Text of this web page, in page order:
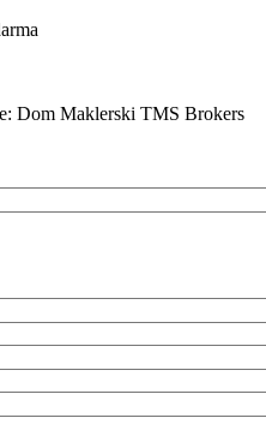
Dom Maklerski TMS Brokers